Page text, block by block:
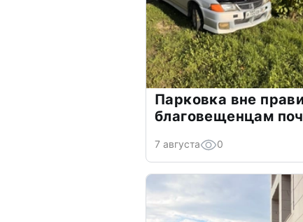
Парковка вне
благовещенцам
7 августа 0